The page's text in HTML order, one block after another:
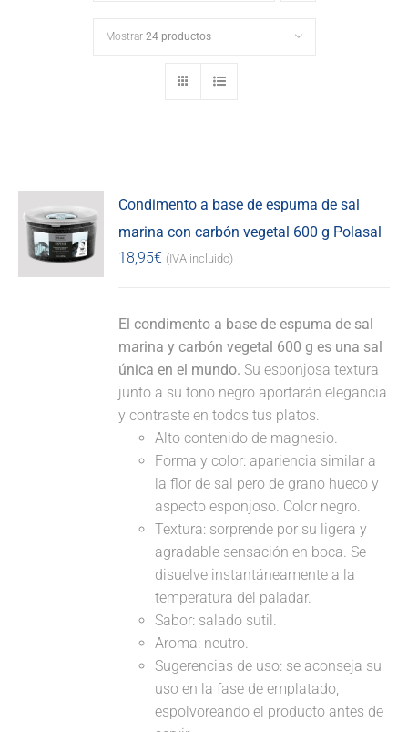
Mostrar 24 productos
Condimento a base de espuma de sal
marina con carbón vegetal 600 g Polasal
18,95€ (IVA incluido)
El condimento a base de espuma de sal
marina y carbón vegetal 600 g es una sal
única en el mundo. Su esponjosa textura
junto a su tono negro aportarán elegancia
y contraste en todos tus platos.
Alto contenido de magnesio.
Forma y color: apariencia similar a
la flor de sal pero de grano hueco y
aspecto esponjoso. Color negro.
Textura: sorprende por su ligera y
agradable sensación en boca. Se
disuelve instantáneamente a la
temperatura del paladar.
Sabor: salado sutil.
Aroma: neutro.
Sugerencias de uso: se aconseja su
uso en la fase de emplatado,
espolvoreando el producto antes de